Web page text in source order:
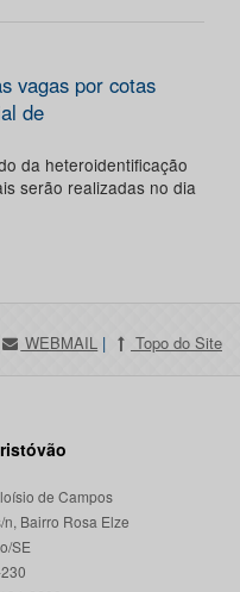
vagas por cotas
de
da heteroidentificação
serão realizadas no dia
WEBMAIL | Topo do Site
de Campos
Bairro Rosa Elze
SE